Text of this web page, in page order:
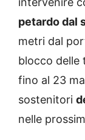
petardo dal
metri dal
blocco delle
fino al 23
sostenitori
nelle